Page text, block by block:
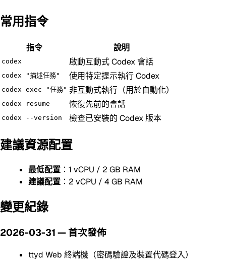
常用指令
指令 說明
codex 啟動互動式 Codex 會話
codex "描述任務" 使用特定提示執行 Codex
codex exec "任務" 非互動式執行（用於自動化）
codex resume 恢復先前的會話
codex --version 檢查已安裝的 Codex 版本
建議資源配置
最低配置 ：1 vCPU / 2 GB RAM
建議配置 ：2 vCPU / 4 GB RAM
變更紀錄
2026-03-31 — 首次發佈
ttyd Web 終端機（密碼驗證及裝置代碼登入）